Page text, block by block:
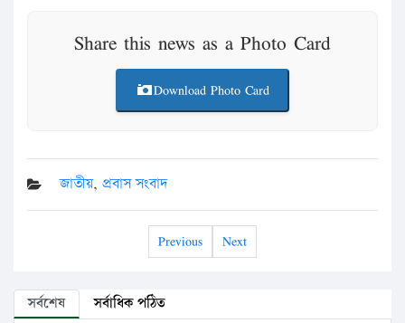
Share this news as a Photo Card
Download Photo Card
জাতীয়, প্রবাস সংবাদ
Previous Next
সর্বশেষ সর্বাধিক পঠিত